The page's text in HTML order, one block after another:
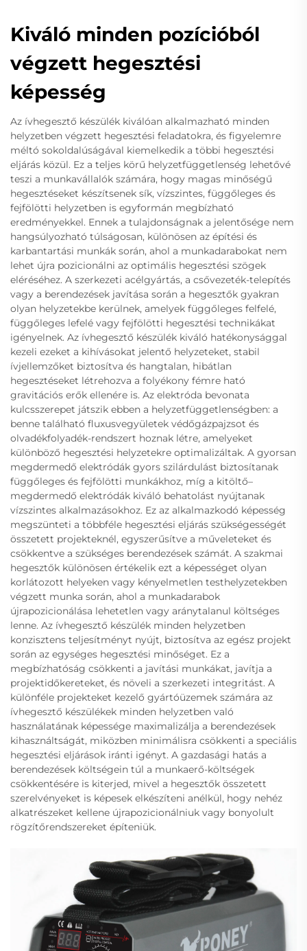
Kiváló minden pozícióból
végzett hegesztési
képesség
Az ívhegesztő készülék kiválóan alkalmazható minden
helyzetben végzett hegesztési feladatokra, és figyelemre
méltó sokoldalúságával kiemelkedik a többi hegesztési
eljárás közül. Ez a teljes körű helyzetfüggetlenség lehetővé
teszi a munkavállalók számára, hogy magas minőségű
hegesztéseket készítsenek sík, vízszintes, függőleges és
fejfölötti helyzetben is egyformán megbízható
eredményekkel. Ennek a tulajdonságnak a jelentősége nem
hangsúlyozható túlságosan, különösen az építési és
karbantartási munkák során, ahol a munkadarabokat nem
lehet újra pozicionálni az optimális hegesztési szögek
eléréséhez. A szerkezeti acélgyártás, a csővezeték-telepítés
vagy a berendezések javítása során a hegesztők gyakran
olyan helyzetekbe kerülnek, amelyek függőleges felfelé,
függőleges lefelé vagy fejfölötti hegesztési technikákat
igényelnek. Az ívhegesztő készülék kiváló hatékonysággal
kezeli ezeket a kihívásokat jelentő helyzeteket, stabil
ívjellemzőket biztosítva és hangtalan, hibátlan
hegesztéseket létrehozva a folyékony fémre ható
gravitációs erők ellenére is. Az elektróda bevonata
kulcsszerepet játszik ebben a helyzetfüggetlenségben: a
benne található fluxusvegyületek védőgázpajzsot és
olvadékfolyadék-rendszert hoznak létre, amelyeket
különböző hegesztési helyzetekre optimalizáltak. A gyorsan
megdermedő elektródák gyors szilárdulást biztosítanak
függőleges és fejfölötti munkákhoz, míg a kitöltő–
megdermedő elektródák kiváló behatolást nyújtanak
vízszintes alkalmazásokhoz. Ez az alkalmazkodó képesség
megszünteti a többféle hegesztési eljárás szükségességét
összetett projekteknél, egyszerűsítve a műveleteket és
csökkentve a szükséges berendezések számát. A szakmai
hegesztők különösen értékelik ezt a képességet olyan
korlátozott helyeken vagy kényelmetlen testhelyzetekben
végzett munka során, ahol a munkadarabok
újrapozicionálása lehetetlen vagy aránytalanul költséges
lenne. Az ívhegesztő készülék minden helyzetben
konzisztens teljesítményt nyújt, biztosítva az egész projekt
során az egységes hegesztési minőséget. Ez a
megbízhatóság csökkenti a javítási munkákat, javítja a
projektidőkereteket, és növeli a szerkezeti integritást. A
különféle projekteket kezelő gyártóüzemek számára az
ívhegesztő készülékek minden helyzetben való
használatának képessége maximalizálja a berendezések
kihasználtságát, miközben minimálisra csökkenti a speciális
hegesztési eljárások iránti igényt. A gazdasági hatás a
berendezések költségein túl a munkaerő-költségek
csökkentésére is kiterjed, mivel a hegesztők összetett
szerelvényeket is képesek elkészíteni anélkül, hogy nehéz
alkatrészeket kellene újrapozicionálniuk vagy bonyolult
rögzítőrendszereket építeniük.